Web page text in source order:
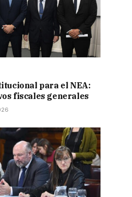
para el NEA:
fiscales generales